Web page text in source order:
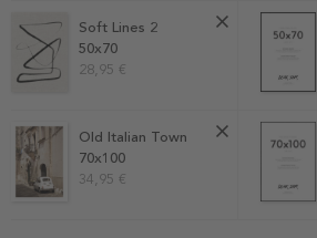
Soft Lines 2
50x70
28,95 €
Old Italian Town
70x100
34,95 €